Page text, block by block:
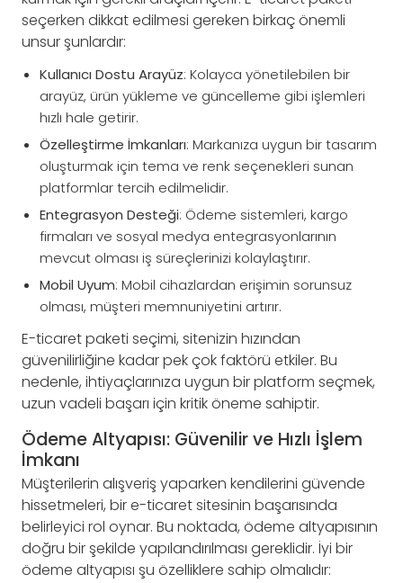
seçerken dikkat edilmesi gereken birkaç önemli
unsur şunlardır:
Kullanıcı Dostu Arayüz: Kolayca yönetilebilen bir
arayüz, ürün yükleme ve güncelleme gibi işlemleri
hızlı hale getirir.
Özelleştirme İmkanları: Markanıza uygun bir tasarım
oluşturmak için tema ve renk seçenekleri sunan
platformlar tercih edilmelidir.
Entegrasyon Desteği: Ödeme sistemleri, kargo
firmaları ve sosyal medya entegrasyonlarının
mevcut olması iş süreçlerinizi kolaylaştırır.
Mobil Uyum: Mobil cihazlardan erişimin sorunsuz
olması, müşteri memnuniyetini artırır.
E-ticaret paketi seçimi, sitenizin hızından
güvenilirliğine kadar pek çok faktörü etkiler. Bu
nedenle, ihtiyaçlarınıza uygun bir platform seçmek,
uzun vadeli başarı için kritik öneme sahiptir.
Ödeme Altyapısı: Güvenilir ve Hızlı İşlem
İmkanı
Müşterilerin alışveriş yaparken kendilerini güvende
hissetmeleri, bir e-ticaret sitesinin başarısında
belirleyici rol oynar. Bu noktada, ödeme altyapısının
doğru bir şekilde yapılandırılması gereklidir. İyi bir
ödeme altyapısı şu özelliklere sahip olmalıdır: